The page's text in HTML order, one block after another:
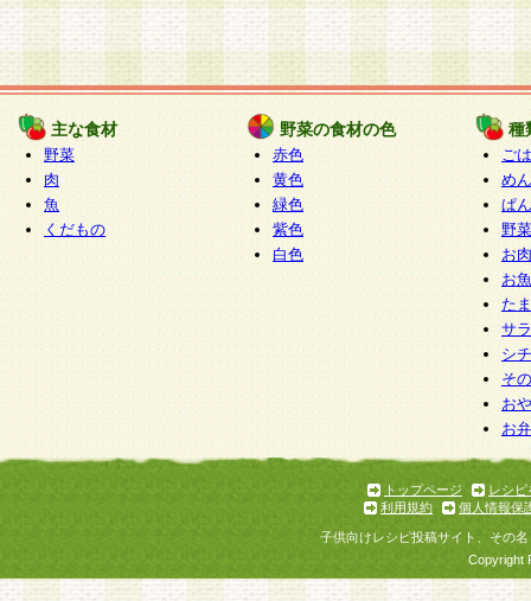
主な食材
野菜
肉
魚
くだもの
野菜の食材の色
赤色
黄色
緑色
紫色
白色
種
ご
めん
ぱん
野
お
お
た
サ
シ
そ
お
お
トップページ
レシピ
利用規約
個人情報保
子供向けレシピ投稿サイト、その
Copyright